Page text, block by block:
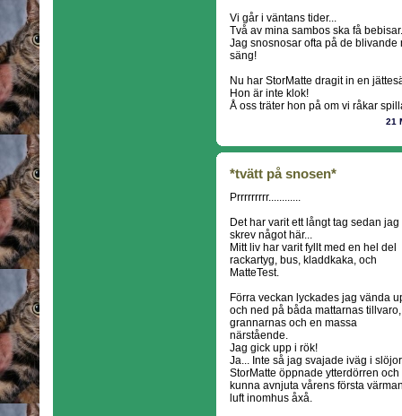
Vi går i väntans tider...
Två av mina sambos ska få
Jag snosnosar ofta på de
säng!
Nu har StorMatte dragit in en
Hon är inte klok!
Å oss träter hon på om vi råkar
21
*tvätt på snosen*
Prrrrrrrrr............
Det har varit ett långt tag sedan jag
skrev något här...
Mitt liv har varit fyllt med en hel del
rackartyg, bus, kladdkaka, och
MatteTest.
Förra veckan lyckades jag vända
och ned på båda mattarnas tillvaro,
grannarnas och en massa
närstående.
Jag gick upp i rök!
Ja... Inte så jag svajade iväg i
StorMatte öppnade ytterdörren
kunna avnjuta vårens första
luft inomhus åxå.